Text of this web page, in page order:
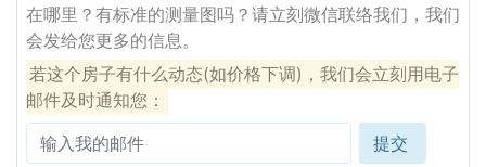
在哪里？有标准的测量图吗？请立刻微信联络我们，我们
会发给您更多的信息。
若这个房子有什么动态(如价格下调)，我们会立刻用电子
邮件及时通知您：
提交